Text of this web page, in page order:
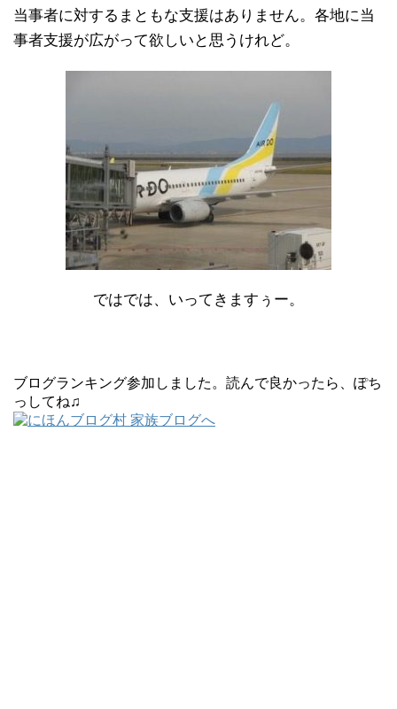
当事者に対するまともな支援はありません。各地に当
事者支援が広がって欲しいと思うけれど。
ではでは、いってきますぅー。
ブログランキング参加しました。読んで良かったら、ぽち
っしてね♫